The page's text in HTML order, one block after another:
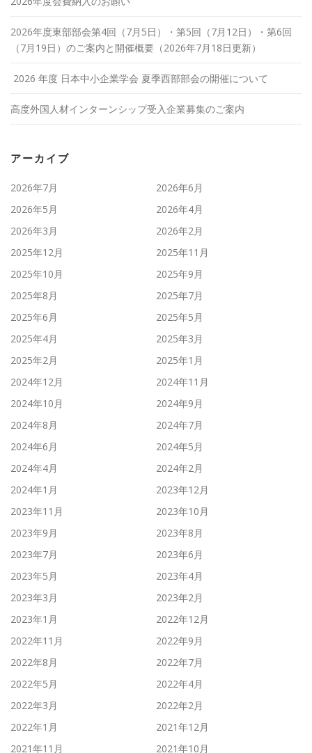
2026年度東部部会第4回（7月5日）・第5回（7月12日）・第6回
（7月19日）のご案内と開催概要（2026年7月18日更新）
2026 年度 日本中小企業学会 夏季西部部会の開催について
高度外国人材インターンシップ受入企業募集のご案内
アーカイブ
2026年7月
2026年6月
2026年5月
2026年4月
2026年3月
2026年2月
2025年12月
2025年11月
2025年10月
2025年9月
2025年8月
2025年7月
2025年6月
2025年5月
2025年4月
2025年3月
2025年2月
2025年1月
2024年12月
2024年11月
2024年10月
2024年9月
2024年8月
2024年7月
2024年6月
2024年5月
2024年4月
2024年2月
2024年1月
2023年12月
2023年11月
2023年10月
2023年9月
2023年8月
2023年7月
2023年6月
2023年5月
2023年4月
2023年3月
2023年2月
2023年1月
2022年12月
2022年11月
2022年9月
2022年8月
2022年7月
2022年5月
2022年4月
2022年3月
2022年2月
2022年1月
2021年12月
2021年11月
2021年10月